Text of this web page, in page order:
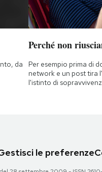
da
Perché non
Per esempio prima di
network e un post tira
l'istinto di
le preferenze